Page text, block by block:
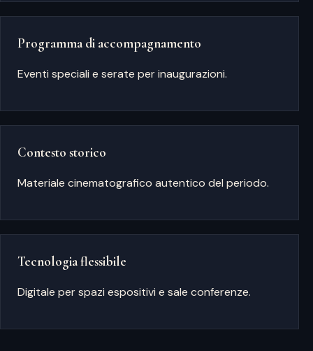
Programma di accompagnamento
Eventi speciali e serate per inaugurazioni.
Contesto storico
Materiale cinematografico autentico del periodo.
Tecnologia flessibile
Digitale per spazi espositivi e sale conferenze.